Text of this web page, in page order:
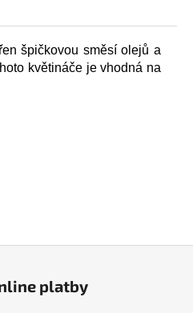
špičkovou směsí olejů a
květináče je vhodná na
platby